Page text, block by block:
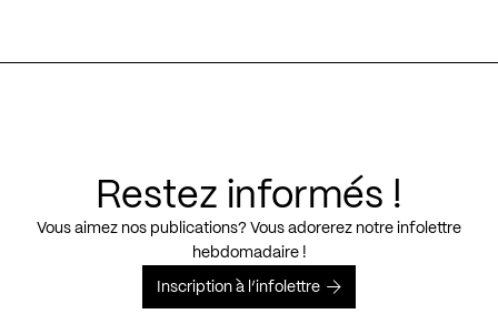
Restez informés !
Vous aimez nos publications? Vous adorerez notre infolettre
hebdomadaire !
Inscription à l’infolettre